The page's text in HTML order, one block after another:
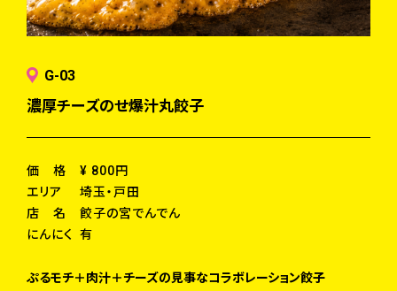
G-03
濃厚チーズのせ爆汁丸餃子
価 格
¥ 800円
エリア
埼玉・戸田
店 名
餃子の宮でんでん
にんにく
有
ぷるモチ＋肉汁＋チーズの見事なコラボレーション餃子